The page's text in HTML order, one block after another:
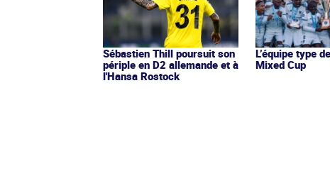
Sébastien Thill poursuit son
périple en D2 allemande et à
l'Hansa Rostock
L’équipe type
Mixed Cup